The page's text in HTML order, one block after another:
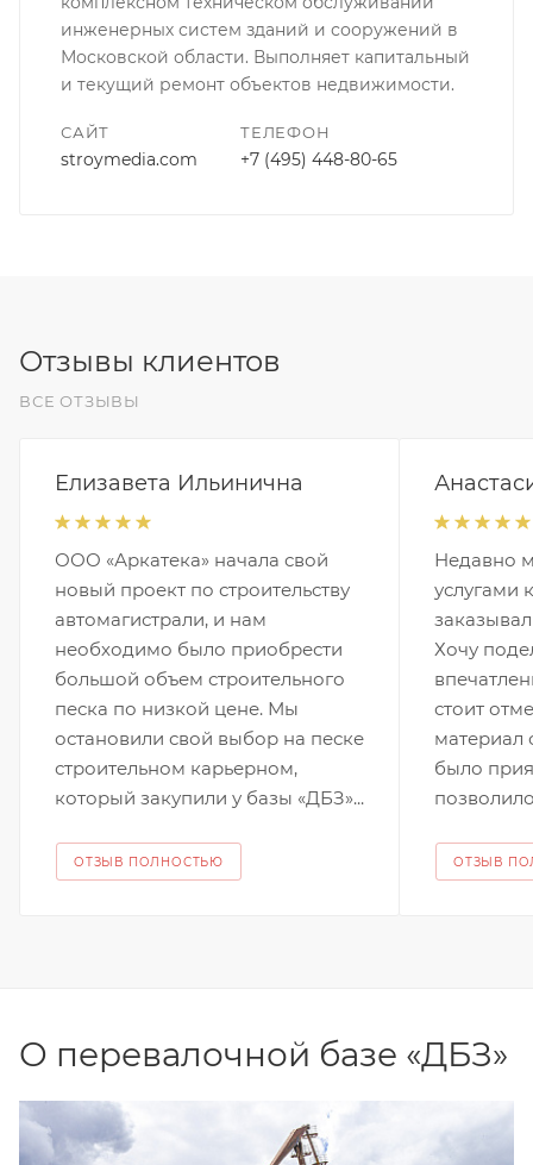
инженерных систем зданий и сооружений в
Московской области. Выполняет капитальный
и текущий ремонт объектов недвижимости.
САЙТ
stroymedia.com
ТЕЛЕФОН
+7 (495) 448-80-65
Отзывы клиентов
ВСЕ ОТЗЫВЫ
Елизавета Ильинична
ООО «Аркатека» начала свой
новый проект по строительству
автомагистрали, и нам
необходимо было приобрести
большой объем строительного
песка по низкой цене. Мы
остановили свой выбор на песке
строительном карьерном,
который закупили у базы «ДБЗ»...
ОТЗЫВ ПОЛНОСТЬЮ
Недавно
услугами
Хочу
стоит
материал
было
ОТЗЫВ
О перевалочной базе «ДБЗ»